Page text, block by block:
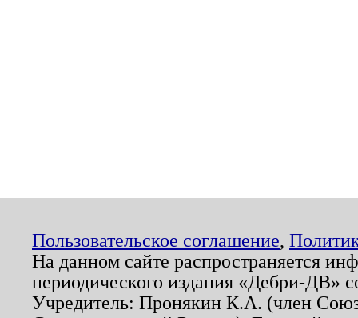
Пользовательское соглашение,
На данном сайте распространяется
периодического издания «Дебри-ДВ»
Учредитель: Пронякин К.А. (член